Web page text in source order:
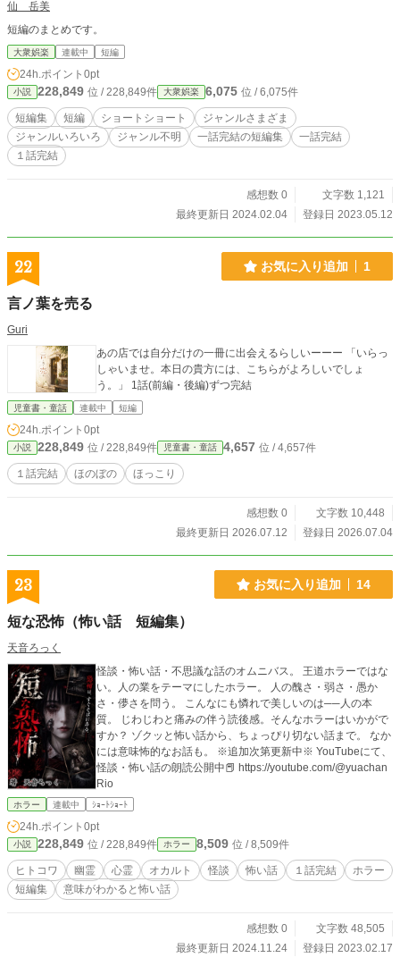
仙 岳美
短編のまとめです。
大衆娯楽 連載中 短編
24h.ポイント 0pt
小説 228,849 位 / 228,849件 大衆娯楽 6,075 位 / 6,075件
短編集 短編 ショートショート
ジャンルさまざま
ジャンルいろいろ
ジャンル不明 一話完結の短編集
一話完結
１話完結
感想数 0
文字数 1,121
最終更新日 2024.02.04
登録日 2023.05.12
22 お気に入り追加 1
言ノ葉を売る
Guri
あの店では自分だけの一冊に出会えるらしいーーー 「いらっ
しゃいませ。本日の貴方には、こちらがよろしいでしょ
う。」 1話(前編・後編)ずつ完結
児童書・童話 連載中 短編
24h.ポイント 0pt
小説 228,849 位 / 228,849件 児童書・童話 4,657 位 / 4,657件
１話完結 ほのぼの ほっこり
感想数 0
文字数 10,448
最終更新日 2026.07.12
登録日 2026.07.04
23 お気に入り追加 14
短な恐怖（怖い話 短編集）
天音ろっく
怪談・怖い話・不思議な話のオムニバス。 王道ホラーではな
い。人の業をテーマにしたホラー。 人の醜さ・弱さ・愚か
さ・儚さを問う。 こんなにも憐れで美しいのは──人の本
質。 じわじわと痛みの伴う読後感。そんなホラーはいかがで
すか？ ゾクッと怖い話から、ちょっぴり切ない話まで。 なか
には意味怖的なお話も。 ※追加次第更新中※ YouTubeにて、
怪談・怖い話の朗読公開中📕 https://youtube.com/@yuachan
Rio
ホラー 連載中 ｼｮｰﾄｼｮｰﾄ
24h.ポイント 0pt
小説 228,849 位 / 228,849件 ホラー 8,509 位 / 8,509件
ヒトコワ 幽霊 心霊 オカルト 怪談 怖い話 １話完結
ホラー
短編集
意味がわかると怖い話
感想数 0
文字数 48,505
最終更新日 2024.11.24
登録日 2023.02.17